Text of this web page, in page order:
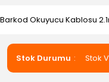
Okuyucu Kablosu
Stok Durumu Stok